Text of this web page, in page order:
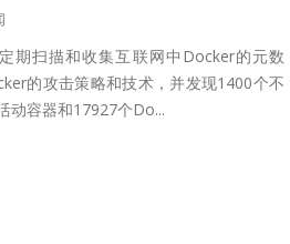
期扫描和收集互联网中Docker的元数
的攻击策略和技术，并发现1400个不
动容器和17927个Do...